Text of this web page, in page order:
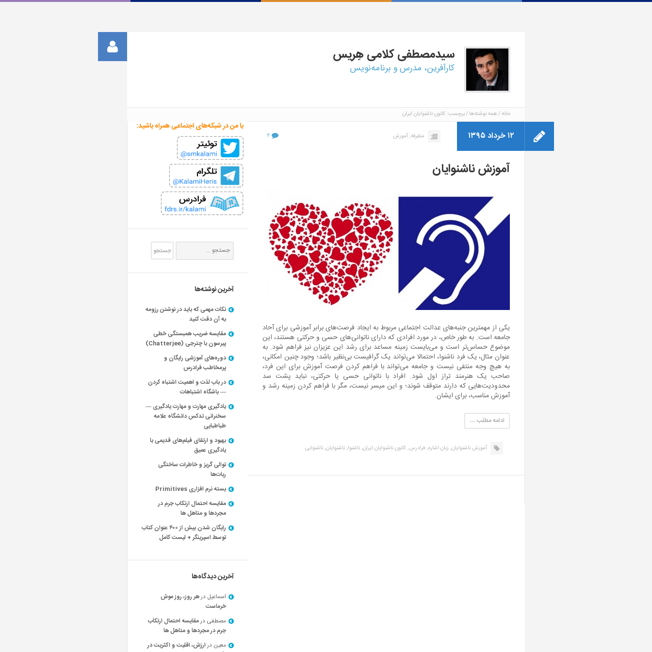
سیدمصطفیکلامی هِریس
کارآفرین، مدرس و برنامه‌نویس
خانه همه نوشته‌ها برچسب: کانون ناشنوایان ایران
۱۲ خرداد ۱۳۹۵ متفرقه,آموزش ۲
آموزش ناشنوایان
یکی از مهم‎ترین جنبه‌های عدالت اجتماعی مربوط به ایجاد فرصت‌های برابر آموزشی برای آحاد
جامعه است. به طور خاص، در مورد افرادی که دارای ناتوانی‌های حسی و حرکتی هستند، این
موضوع حساس‌تر است و می‌بایست زمینه مساعد برای رشد این عزیزان نیز فراهم شود. به
عنوان مثال، یک فرد ناشنوا، احتمالا می‌تواند یک گرافیست بی‌نظیر باشد؛ وجود چنین امکانی،
به هیچ وجه منتفی نیست و جامعه می‌تواند با فراهم کردن فرصت آموزش برای این فرد،
صاحب یک هنرمند تراز اول شود. افراد با ناتوانی حسی یا حرکتی، نباید پشت سد
محدودیت‌هایی که دارند متوقف شوند؛ و این میسر نیست، مگر با فراهم کردن زمینه رشد و
آموزش مناسب، برای ایشان.
ادامه مطلب …
آموزش ناشنوایان, زبان اشاره, فرادرس,کانون ناشنوایان ایران,ناشنوا,ناشنوایان,ناشنوایی
با من در شبکه‌های اجتماعی همراه باشید:
آخرین نوشته‌ها
نکات مهمی که باید در نوشتن رزومه
به آن دقت کنید
مقایسه ضریب همبستگی خطی
پیرسون با چترجی (Chatterjee)
دوره‌های آموزشی رایگان و
پرمخاطب فرادرس
در باب لذت و اهمیت اشتباه کردن
— باشگاه اشتباهات
یادگیری مهارت و مهارت یادگیری —
سخنرانی تدکس دانشگاه علامه
طباطبایی
بهبود و ارتقای فیلم‌های قدیمی با
یادگیری عمیق
توالی گریز و خاطرات ساختگی
ربات‌ها
بسته نرم افزاری Primitives
مقایسه احتمال ارتکاب جرم در
مجردها و متاهل ها
رایگان شدن بیش از ۴۰۰ عنوان کتاب
توسط اسپرینگر + لیست کامل
آخرین دیدگاه‌ها
اسماعیل درهر روز، روز موش
خرماست
مصطفی درمقایسه احتمال ارتکاب
جرم در مجردها و متاهل ها
معین درارزش، اقلیت و اکثریت در